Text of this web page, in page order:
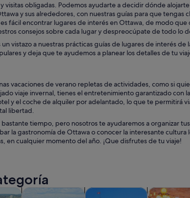
visitas obligadas. Podemos ayudarte a decidir dónde
y sus alrededores, con nuestras guías para que tengas
fácil encontrar lugares de interés en Ottawa, de modo que
consejos sobre cada lugar y despreocúpate de todo lo
vistazo a nuestras prácticas guías de lugares de interés de
y deja que te ayudemos a planear los detalles de tu
vacaciones de verano repletas de actividades, como si
viaje invernal, tienes el entretenimiento garantizado con
y el coche de alquiler por adelantado, lo que te permitirá
libertad.
tiempo, pero nosotros te ayudaremos a organizar
la gastronomía de Ottawa o conocer la interesante cultura
en cualquier momento del año. ¡Que disfrutes de tu viaje!
una pestaña nueva
pestaña nueva
y personalizadas Se abre en una pestaña nueva
Visitas acuáticas y cruceros Se abre en una
Aventuras y al aire libreSe
Comidas,